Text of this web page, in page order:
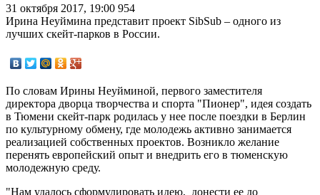
31 октября 2017, 19:00 954
Ирина Неуймина представит проект SibSub – одного из
лучших скейт-парков в России.
По словам Ирины Неуйминой, первого заместителя
директора дворца творчества и спорта "Пионер", идея создать
в Тюмени скейт-парк родилась у нее после поездки в Берлин
по культурному обмену, где молодежь активно занимается
реализацией собственных проектов. Возникло желание
перенять европейский опыт и внедрить его в тюменскую
молодежную среду.
"Нам удалось сформулировать идею, донести ее до